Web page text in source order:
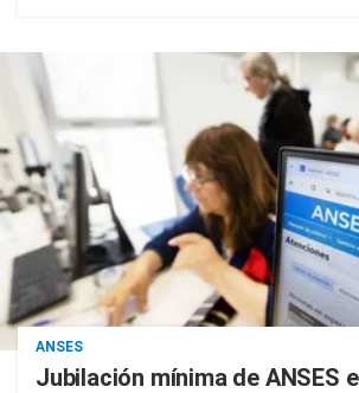
ANSES
Jubilación mínima de ANSES